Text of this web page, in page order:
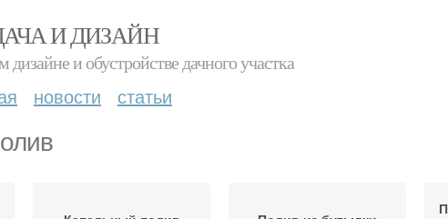
И ДИЗАЙН
и обустройстве дачного участка
новости статьи